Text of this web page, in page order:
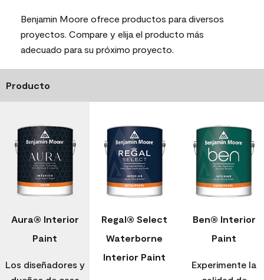
Benjamin Moore ofrece productos para diversos
proyectos. Compare y elija el producto más
adecuado para su próximo proyecto.
Producto
Aura® Interior
Paint
Los diseñadores y
Regal® Select
Waterborne
Interior Paint
Ben® Interior
Paint
Experimente la